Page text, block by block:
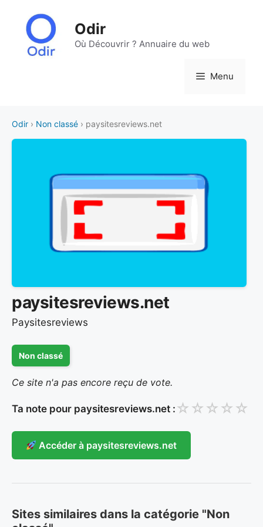
contenu
Odir
Où Découvrir ? Annuaire du web
Menu
Odir › Non classé › paysitesreviews.net
paysitesreviews.net
Paysitesreviews
Non classé
Ce site n'a pas encore reçu de vote.
Ta note pour paysitesreviews.net : ☆ ☆ ☆ ☆ ☆
Accéder à paysitesreviews.net
Sites similaires dans la catégorie "Non